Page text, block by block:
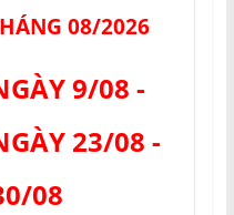
08/2026
9/08 -
23/08 -
08